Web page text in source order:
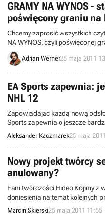
oznaczenia wiekowe.
GRAMY NA WYNOS -
poświęcony graniu na
Chcemy zaprosić wszystkich
NA WYNOS, czyli poświęconej
wchodzącej w skład rodziny
przygotowaliśmy też konkurs, w
Adrian Werner25 maja 2011
EA Sports zapewnia:
NHL 12
Zapowiadając każdą nową
Sports zapewnia o jeszcze
pojedynków na wirtualnych
przypadku NHL 12. Dzieło
wersjach na konsole Xbox 360 i
m.in. więcej interakcji z
bramkami.
Aleksander Kaczmarek25 maja
Nowy projekt twórcy
anulowany?
Fani twórczości Hideo Kojimy z
doniesienia na temat kolejnych
Pewien niepokój może wśród
wiadomość wskazująca na to,
Marcin Skierski25 maja 2011 11:55